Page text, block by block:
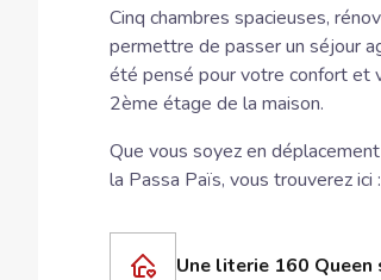
Cinq chambres spacieuses,
permettre de passer un séjour
été pensé pour votre confort et
2ème étage de la maison.
Que vous soyez en
la Passa Païs, vous trouverez ici :
Une literie 160